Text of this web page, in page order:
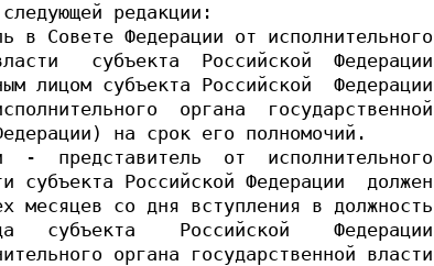
редакции:
в Совете Федерации от исполнительного
субъекта  Российской  Федерации
лицом субъекта Российской  Федерации
органа  государственной
на срок его полномочий.
-  представитель  от  исполнительного
субъекта Российской Федерации  должен
месяцев со дня вступления в должность
субъекта    Российской    Федерации
органа государственной власти